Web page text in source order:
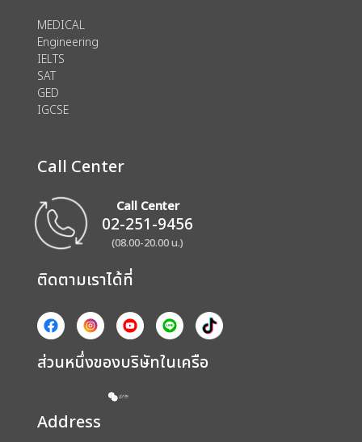
assignment ลงทะเบียน
MEDICAL
Engineering
IELTS
SAT
GED
IGCSE
Call Center
Call Center
02-251-9456
(08.00-20.00 น.)
ติดตามเราได้ที่
ส่วนหนึ่งของบริษัทในเครือ
Address